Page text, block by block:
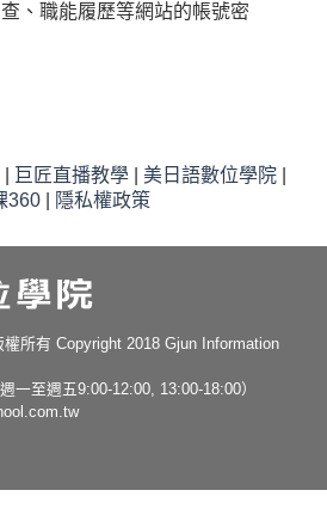
、職能履歷等網站的帳號密
巨匠直播教學 美日語數位學院
360
隱私權政策
所有 Copyright 2018 Gjun Information
一至週五9:00-12:00, 13:00-18:00）